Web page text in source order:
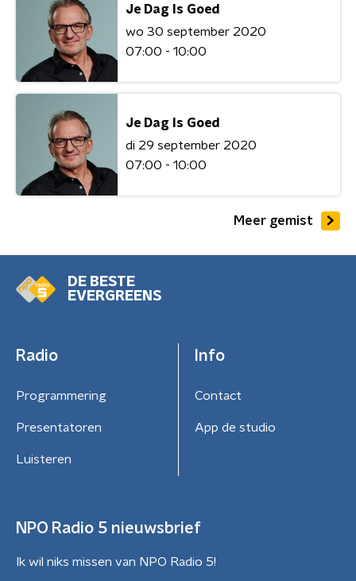
Je Dag Is Goed
wo 30 september 2020
07:00 - 10:00
Je Dag Is Goed
di 29 september 2020
07:00 - 10:00
Meer gemist
DE BESTE
EVERGREENS
Radio
Programmering
Presentatoren
Luisteren
Info
Contact
App de studio
NPO Radio 5 nieuwsbrief
Ik wil niks missen van NPO Radio 5!